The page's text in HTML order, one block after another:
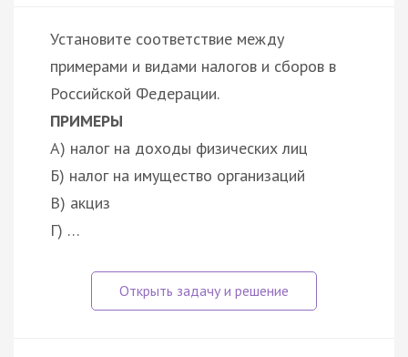
Установите соответствие между
примерами и видами налогов и сборов в
Российской Федерации.
ПРИМЕРЫ
А) налог на доходы физических лиц
Б) налог на имущество организаций
В) акциз
Г) …